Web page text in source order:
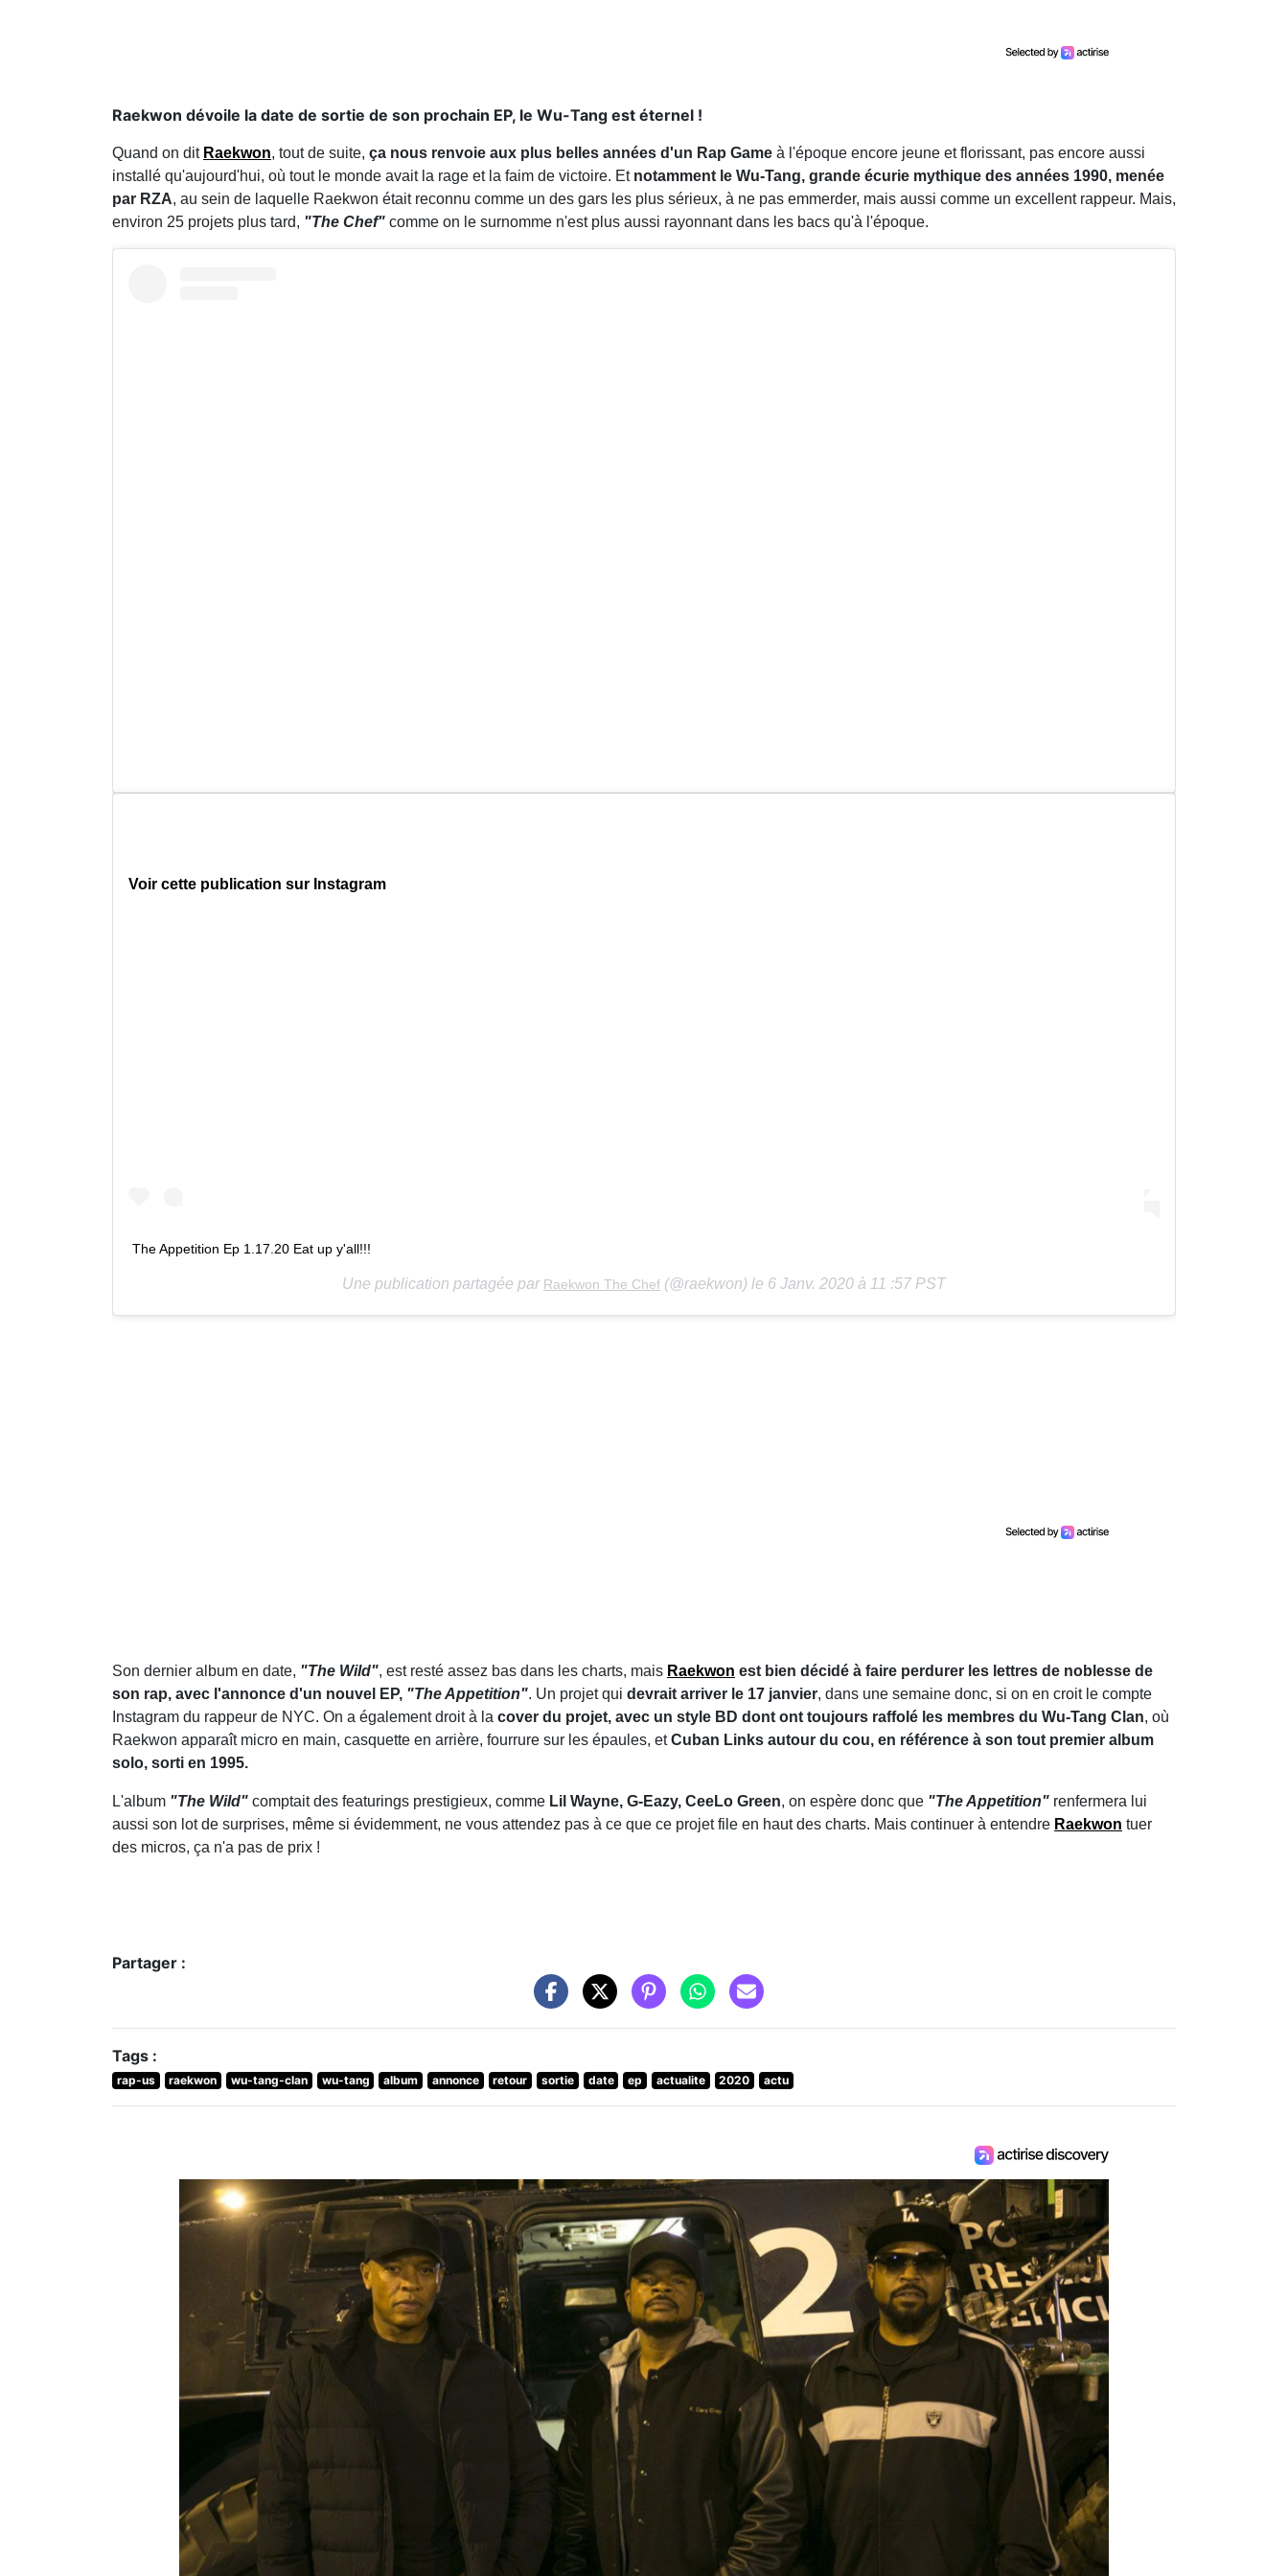
Raekwon dévoile la date de sortie de son prochain EP, le Wu-Tang est éternel !
Quand on dit Raekwon, tout de suite, ça nous renvoie aux plus belles années d'un Rap Game à l'époque encore jeune et florissant, pas encore aussi
installé qu'aujourd'hui, où tout le monde avait la rage et la faim de victoire. Et notamment le Wu-Tang, grande écurie mythique des années 1990, menée
par RZA, au sein de laquelle Raekwon était reconnu comme un des gars les plus sérieux, à ne pas emmerder, mais aussi comme un excellent rappeur. Mais,
environ 25 projets plus tard, "The Chef" comme on le surnomme n'est plus aussi rayonnant dans les bacs qu'à l'époque.
Voir cette publication sur Instagram
The Appetition Ep 1.17.20 Eat up y'all!!!
Une publication partagée par Raekwon The Chef (@raekwon) le 6 Janv. 2020 à 11 :57 PST
Son dernier album en date, "The Wild", est resté assez bas dans les charts, mais Raekwon est bien décidé à faire perdurer les lettres de noblesse de
son rap, avec l'annonce d'un nouvel EP, "The Appetition". Un projet qui devrait arriver le 17 janvier, dans une semaine donc, si on en croit le compte
Instagram du rappeur de NYC. On a également droit à la cover du projet, avec un style BD dont ont toujours raffolé les membres du Wu-Tang Clan, où
Raekwon apparaît micro en main, casquette en arrière, fourrure sur les épaules, etCuban Links autour du cou, en référence à son tout premier album
solo, sorti en 1995.
L'album "The Wild" comptait des featurings prestigieux, comme Lil Wayne, G-Eazy, CeeLo Green, on espère donc que "The Appetition" renfermera lui
aussi son lot de surprises, même si évidemment, ne vous attendez pas à ce que ce projet file en haut des charts. Mais continuer à entendre Raekwon tuer
des micros, ça n'a pas de prix !
Partager :
Tags :
rap-us raekwon wu-tang-clan wu-tang album annonce retour sortie date ep actualite 2020 actu